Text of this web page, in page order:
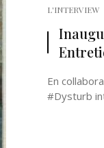
L'INTERVIEW
En
#Dysturb